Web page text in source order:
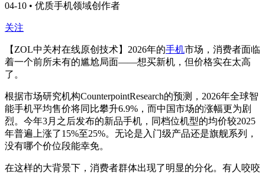
04-10 • 优质手机领域创作者
关注
【ZOL中关村在线原创技术】2026年的手机市场，消费者面临
着一个前所未有的尴尬局面——想买新机，但价格实在太高
了。
根据市场研究机构CounterpointResearch的预测，2026年全球智
能手机平均售价将同比攀升6.9%，而中国市场的涨幅更为剧
烈。今年3月之后发布的新品手机，同档位机型的均价较2025
年普遍上涨了15%至25%。无论是入门级产品还是旗舰系列，
没有哪个价位段能幸免。
在这样的大背景下，消费者群体出现了明显的分化。有人咬咬